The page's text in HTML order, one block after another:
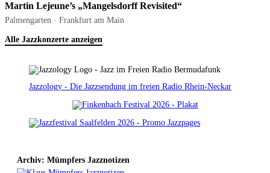
Martin Lejeune’s „Mangelsdorff Revisited“
Palmengarten · Frankfurt am Main
Alle Jazzkonzerte anzeigen
Jazzology - Die Jazzsendung im freien Radio Rhein-Neckar
Archiv: Mümpfers Jazznotizen